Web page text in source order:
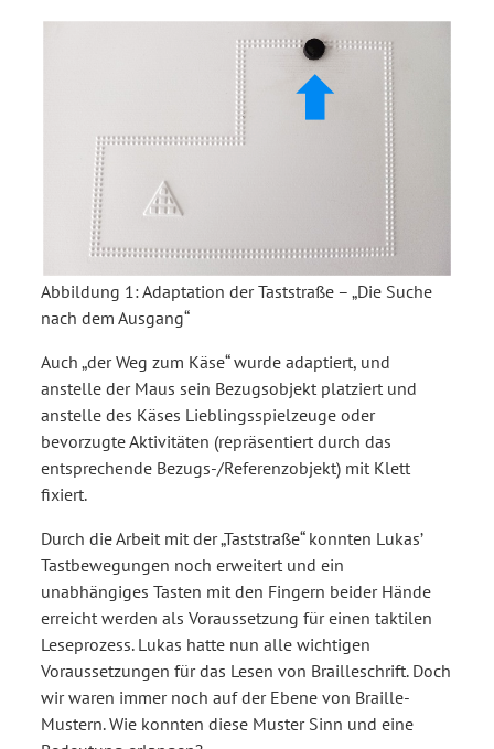
Abbildung 1:Adaptation der Taststraße – „Die Suche
nach dem Ausgang“
Auch „der Weg zum Käse“ wurde adaptiert, und
anstelle der Maus sein Bezugsobjekt platziert und
anstelle des Käses Lieblingsspielzeuge oder
bevorzugte Aktivitäten (repräsentiert durch das
entsprechende Bezugs-/Referenzobjekt) mit Klett
fixiert.
Durch die Arbeit mit der „Taststraße“ konnten Lukas’
Tastbewegungen noch erweitert und ein
unabhängiges Tasten mit den Fingern beider Hände
erreicht werden als Voraussetzung für einen taktilen
Leseprozess. Lukas hatte nun alle wichtigen
Voraussetzungen für das Lesen von Brailleschrift. Doch
wir waren immer noch auf der Ebene von Braille-
Mustern. Wie konnten diese Muster Sinn und eine